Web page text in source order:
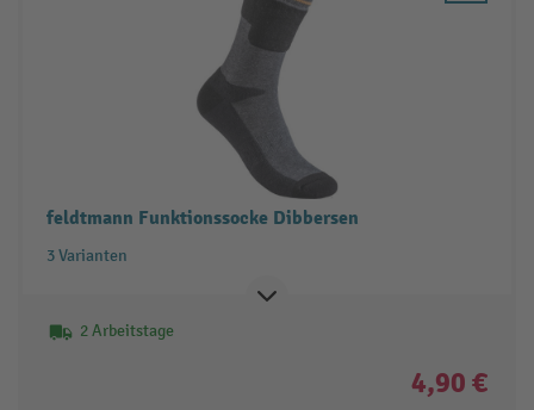
feldtmann Funktionssocke Dibbersen
3 Varianten
2 Arbeitstage
4,90 €